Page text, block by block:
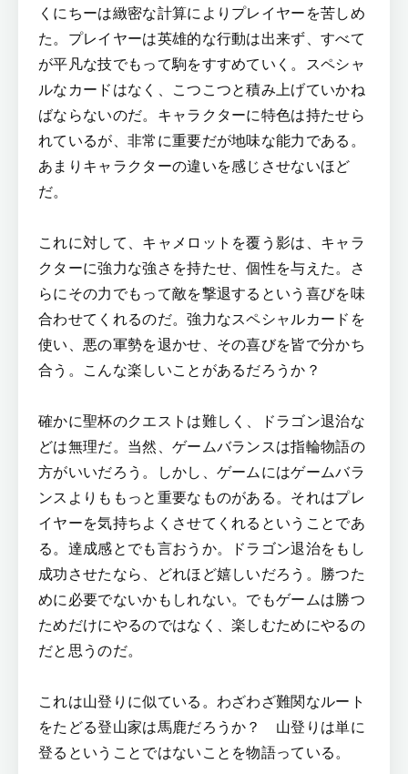
くにちーは緻密な計算によりプレイヤーを苦しめ
た。プレイヤーは英雄的な行動は出来ず、すべて
が平凡な技でもって駒をすすめていく。スペシャ
ルなカードはなく、こつこつと積み上げていかね
ばならないのだ。キャラクターに特色は持たせら
れているが、非常に重要だが地味な能力である。
あまりキャラクターの違いを感じさせないほど
だ。
これに対して、キャメロットを覆う影は、キャラ
クターに強力な強さを持たせ、個性を与えた。さ
らにその力でもって敵を撃退するという喜びを味
合わせてくれるのだ。強力なスペシャルカードを
使い、悪の軍勢を退かせ、その喜びを皆で分かち
合う。こんな楽しいことがあるだろうか？
確かに聖杯のクエストは難しく、ドラゴン退治な
どは無理だ。当然、ゲームバランスは指輪物語の
方がいいだろう。しかし、ゲームにはゲームバラ
ンスよりももっと重要なものがある。それはプレ
イヤーを気持ちよくさせてくれるということであ
る。達成感とでも言おうか。ドラゴン退治をもし
成功させたなら、どれほど嬉しいだろう。勝つた
めに必要でないかもしれない。でもゲームは勝つ
ためだけにやるのではなく、楽しむためにやるの
だと思うのだ。
これは山登りに似ている。わざわざ難関なルート
をたどる登山家は馬鹿だろうか？ 山登りは単に
登るということではないことを物語っている。